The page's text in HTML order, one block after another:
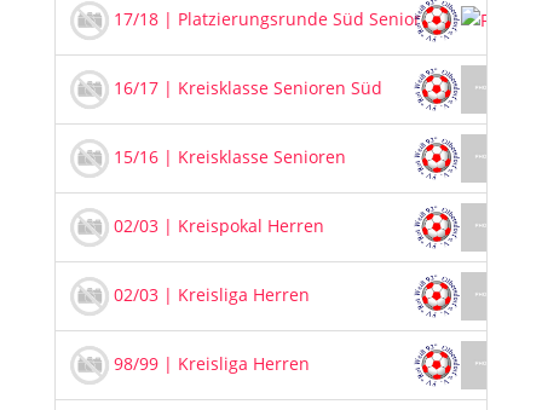
17/18 | Platzierungsrunde Süd Senioren
16/17 | Kreisklasse Senioren Süd
15/16 | Kreisklasse Senioren
02/03 | Kreispokal Herren
02/03 | Kreisliga Herren
98/99 | Kreisliga Herren